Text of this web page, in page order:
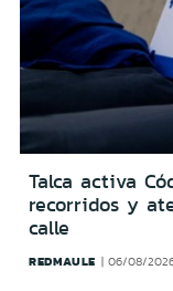
Talca activa
recorridos y
calle
REDMAULE 06/08/